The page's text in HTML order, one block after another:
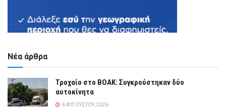
Νέα άρθρα
Τροχαίο στο ΒΟΑΚ: Συγκρούστηκαν δύο
αυτοκίνητα
6 ΑΥΓΟΎΣΤΟΥ, 2026